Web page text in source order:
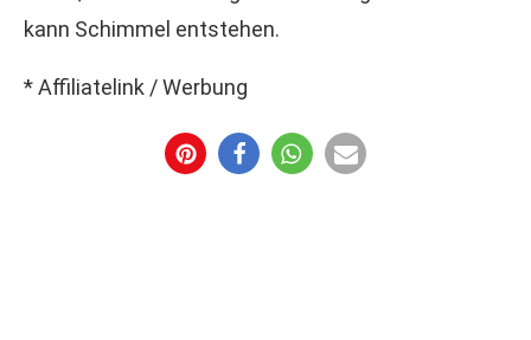
kann Schimmel entstehen.
* Affiliatelink / Werbung